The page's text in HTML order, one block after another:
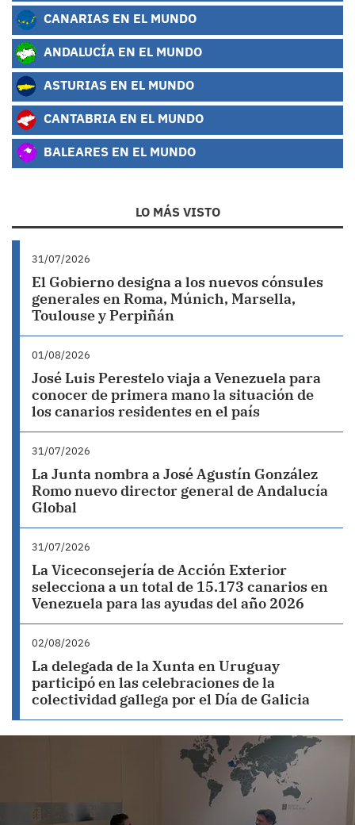
CANARIAS EN EL MUNDO
ANDALUCÍA EN EL MUNDO
ASTURIAS EN EL MUNDO
CANTABRIA EN EL MUNDO
BALEARES EN EL MUNDO
LO MÁS VISTO
31/07/2026
El Gobierno designa a los nuevos cónsules
generales en Roma, Múnich, Marsella,
Toulouse y Perpiñán
01/08/2026
José Luis Perestelo viaja a Venezuela para
conocer de primera mano la situación de
los canarios residentes en el país
31/07/2026
La Junta nombra a José Agustín González
Romo nuevo director general de Andalucía
Global
31/07/2026
La Viceconsejería de Acción Exterior
selecciona a un total de 15.173 canarios en
Venezuela para las ayudas del año 2026
02/08/2026
La delegada de la Xunta en Uruguay
participó en las celebraciones de la
colectividad gallega por el Día de Galicia